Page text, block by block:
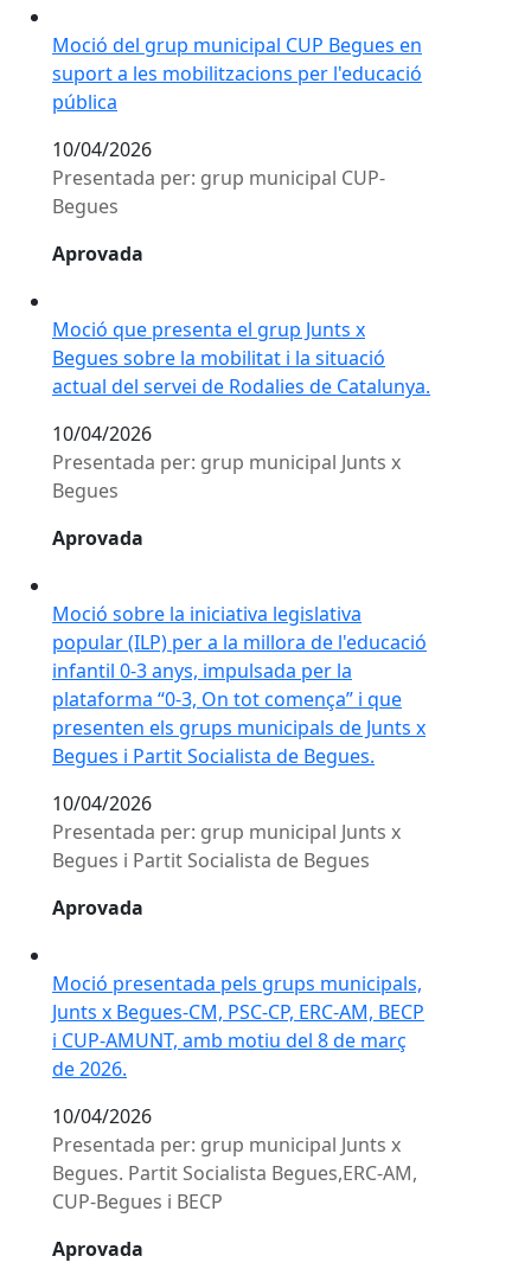
Moció del grup municipal CUP Begues en
suport a les mobilitzacions per l'educació
pública
10/04/2026
Presentada per: grup municipal CUP-
Begues
Aprovada
Moció que presenta el grup Junts x
Begues sobre la mobilitat i la situació
actual del servei de Rodalies de Catalunya.
10/04/2026
Presentada per: grup municipal Junts x
Begues
Aprovada
Moció sobre la iniciativa legislativa
popular (ILP) per a la millora de l'educació
infantil 0-3 anys, impulsada per la
plataforma “0-3, On tot comença” i que
presenten els grups municipals de Junts x
Begues i Partit Socialista de Begues.
10/04/2026
Presentada per: grup municipal Junts x
Begues i Partit Socialista de Begues
Aprovada
Moció presentada pels grups municipals,
Junts x Begues-CM, PSC-CP, ERC-AM, BECP
i CUP-AMUNT, amb motiu del 8 de març
de 2026.
10/04/2026
Presentada per: grup municipal Junts x
Begues. Partit Socialista Begues,ERC-AM,
CUP-Begues i BECP
Aprovada